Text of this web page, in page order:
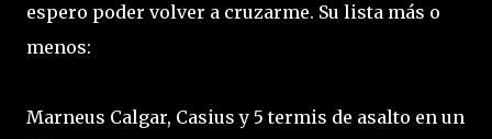
espero poder volver a cruzarme. Su lista más o
menos:
Marneus Calgar, Casius y 5 termis de asalto en un